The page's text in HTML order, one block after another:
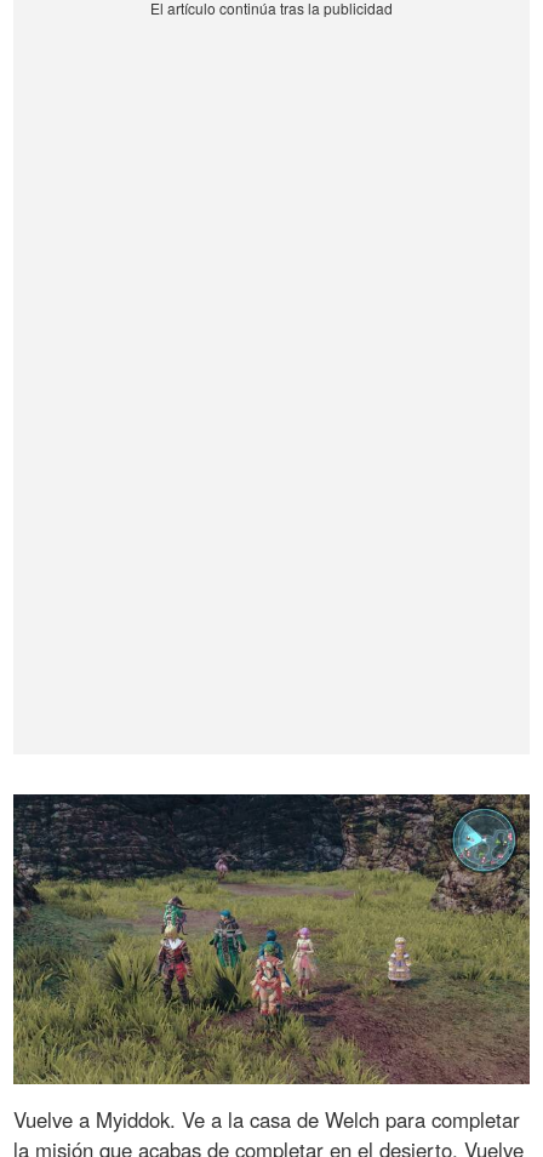
Vuelve a Myiddok. Ve a la casa de Welch para completar
la misión que acabas de completar en el desierto. Vuelve